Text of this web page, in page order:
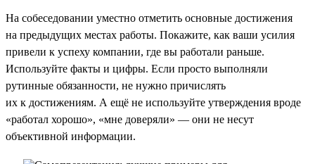
На собеседовании уместно отметить основные достижения
на предыдущих местах работы. Покажите, как ваши усилия
привели к успеху компании, где вы работали раньше.
Используйте факты и цифры. Если просто выполняли
рутинные обязанности, не нужно причислять
их к достижениям. А ещё не используйте утверждения вроде
«работал хорошо», «мне доверяли» — они не несут
объективной информации.